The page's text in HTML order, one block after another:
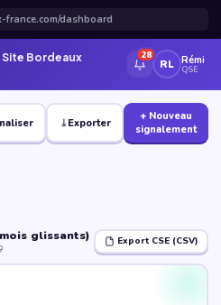
france.com/dashboard
Site Bordeaux
28
RL Rémi
QSE
⤓Exporter
+ Nouveau
signalement
glissants) Export CSE (CSV)